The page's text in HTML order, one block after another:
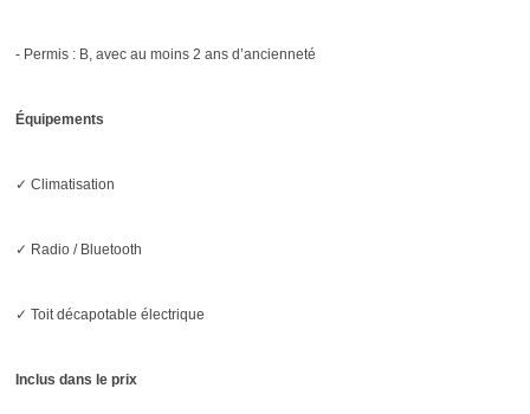
- Permis : B, avec au moins 2 ans d’ancienneté
Équipements
✓ Climatisation
✓ Radio / Bluetooth
✓ Toit décapotable électrique
Inclus dans le prix